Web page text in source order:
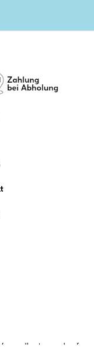
und ggf.